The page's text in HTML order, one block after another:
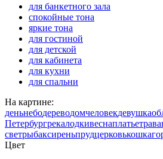
для банкетного зала
спокойные тона
яркие тона
для гостиной
для детской
для кабинета
для кухни
для спальни
На картине:
деньнебодереводомчеловекдевушка
Петербургрекалодкивеснаплатьетрава
светрыбаксиреньпрудцерковькошка
Цвет